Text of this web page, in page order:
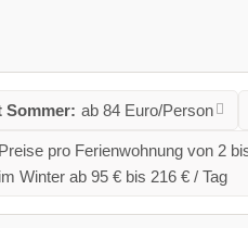
Sommer: ab 84 Euro/Person
Preise pro Ferienwohnung von 2
im Winter ab 95 € bis 216 € / Tag